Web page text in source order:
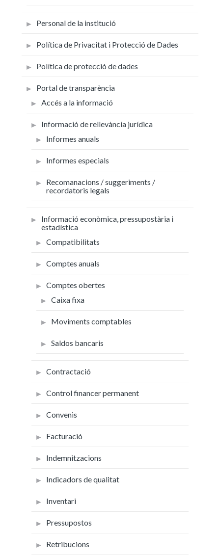
Personal de la institució
Política de Privacitat i Protecció de Dades
Política de protecció de dades
Portal de transparència
Accés a la informació
Informació de rellevància jurídica
Informes anuals
Informes especials
Recomanacions / suggeriments /
recordatoris legals
Informació econòmica, pressupostària i
estadística
Compatibilitats
Comptes anuals
Comptes obertes
Caixa fixa
Moviments comptables
Saldos bancaris
Contractació
Control financer permanent
Convenis
Facturació
Indemnitzacions
Indicadors de qualitat
Inventari
Pressupostos
Retribucions